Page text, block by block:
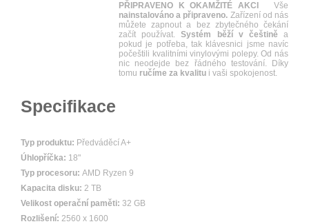
PŘIPRAVENO K OKAMŽITÉ AKCI
Vše
nainstalováno a připraveno. Zařízení od nás
můžete zapnout a bez zbytečného čekání
začít používat.Systém běží v češtině a
pokud je potřeba, tak klávesnici jsme navíc
počeštili kvalitními vinylovými polepy. Od nás
nic neodejde bez řádného testování. Díky
tomu ručíme za kvalitu i vaši spokojenost.
Specifikace
Typ produktu: Předváděcí A+
Úhlopříčka: 18"
Typ procesoru: AMD Ryzen 9
Kapacita disku: 2 TB
Velikost operační paměti: 32 GB
Rozlišení: 2560 x 1600